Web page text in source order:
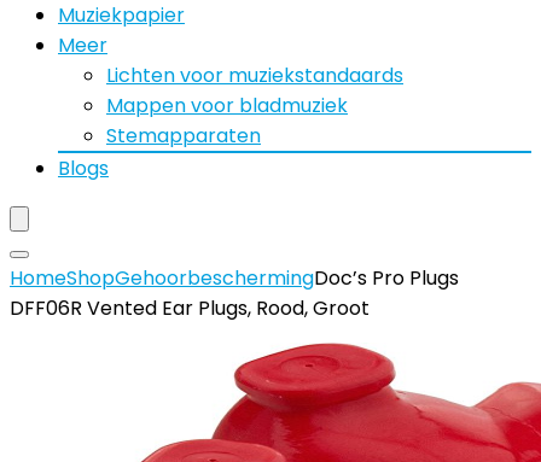
Muziekpapier
Meer
Lichten voor muziekstandaards
Mappen voor bladmuziek
Stemapparaten
Blogs
HomeShopGehoorbeschermingDoc’s Pro Plugs
DFF06R Vented Ear Plugs, Rood, Groot